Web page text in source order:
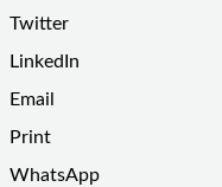
Twitter
LinkedIn
Email
Print
WhatsApp